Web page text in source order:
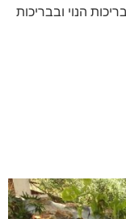
הנוי ובבריכות